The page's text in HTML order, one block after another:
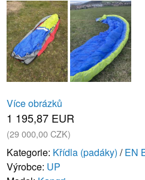
Více obrázků
1 195,87 EUR
(29 000,00 CZK)
Kategorie: Křídla (padáky) /EN
Výrobce: UP